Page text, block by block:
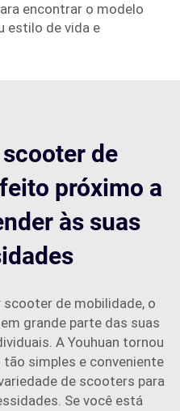
encontrar o modelo
estilo de vida e
de
próximo a
às suas
de mobilidade, o
grande parte das suas
A Youhuan tornou
simples e conveniente
de scooters para
Se você está